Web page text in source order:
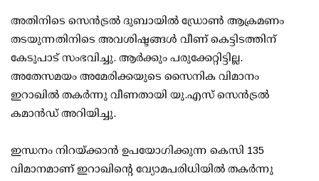
അതിനിടെ സെന്‍ട്രല്‍ ദുബായില്‍ ഡ്രോണ്‍ ആക്രമണം
തടയുന്നതിനിടെ അവശിഷ്ടങ്ങള്‍ വീണ് കെട്ടിടത്തിന്
കേടുപാട് സംഭവിച്ചു. ആര്‍ക്കും പരുക്കേറ്റിട്ടില്ല.
അതേസമയം അമേരിക്കയുടെ സൈനിക വിമാനം
ഇറാഖില്‍ തകര്‍ന്നു വീണതായി യു.എസ് സെന്‍ട്രല്‍
കമാന്‍ഡ് അറിയിച്ചു.
ഇന്ധനം നിറയ്ക്കാന്‍ ഉപയോഗിക്കുന്ന കെസി 135
വിമാനമാണ് ഇറാഖിന്റെ വ്യോമപരിധിയില്‍ തകര്‍ന്നു